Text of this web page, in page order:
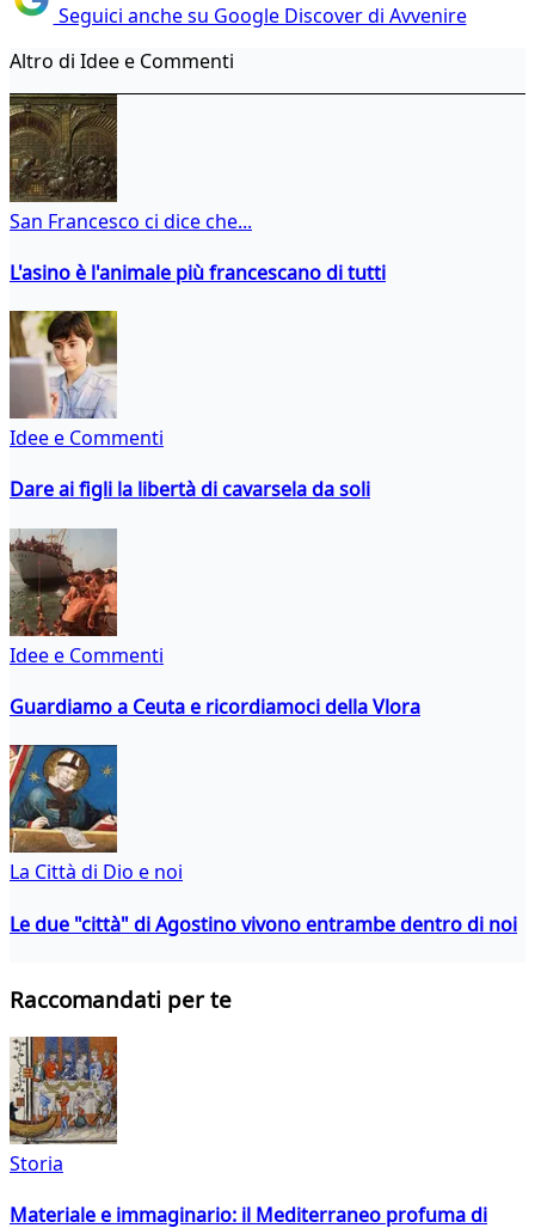
Seguici anche su Google Discover di Avvenire
Altro di Idee e Commenti
San Francesco ci dice che...
L'asino è l'animale più francescano di tutti
Idee e Commenti
Dare ai figli la libertà di cavarsela da soli
Idee e Commenti
Guardiamo a Ceuta e ricordiamoci della Vlora
La Città di Dio e noi
Le due "città" di Agostino vivono entrambe dentro di noi
Raccomandati per te
Storia
Materiale e immaginario: il Mediterraneo profuma di